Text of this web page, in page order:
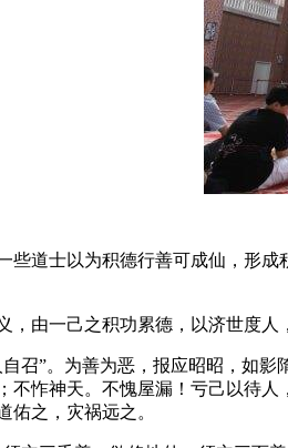
些道士以为积德行善可成仙，形
，由一己之积功累德，以济世度
召”。为善为恶，报应昭昭，如
不怍神天。不愧屋漏！亏己以待
佑之，灾祸远之。